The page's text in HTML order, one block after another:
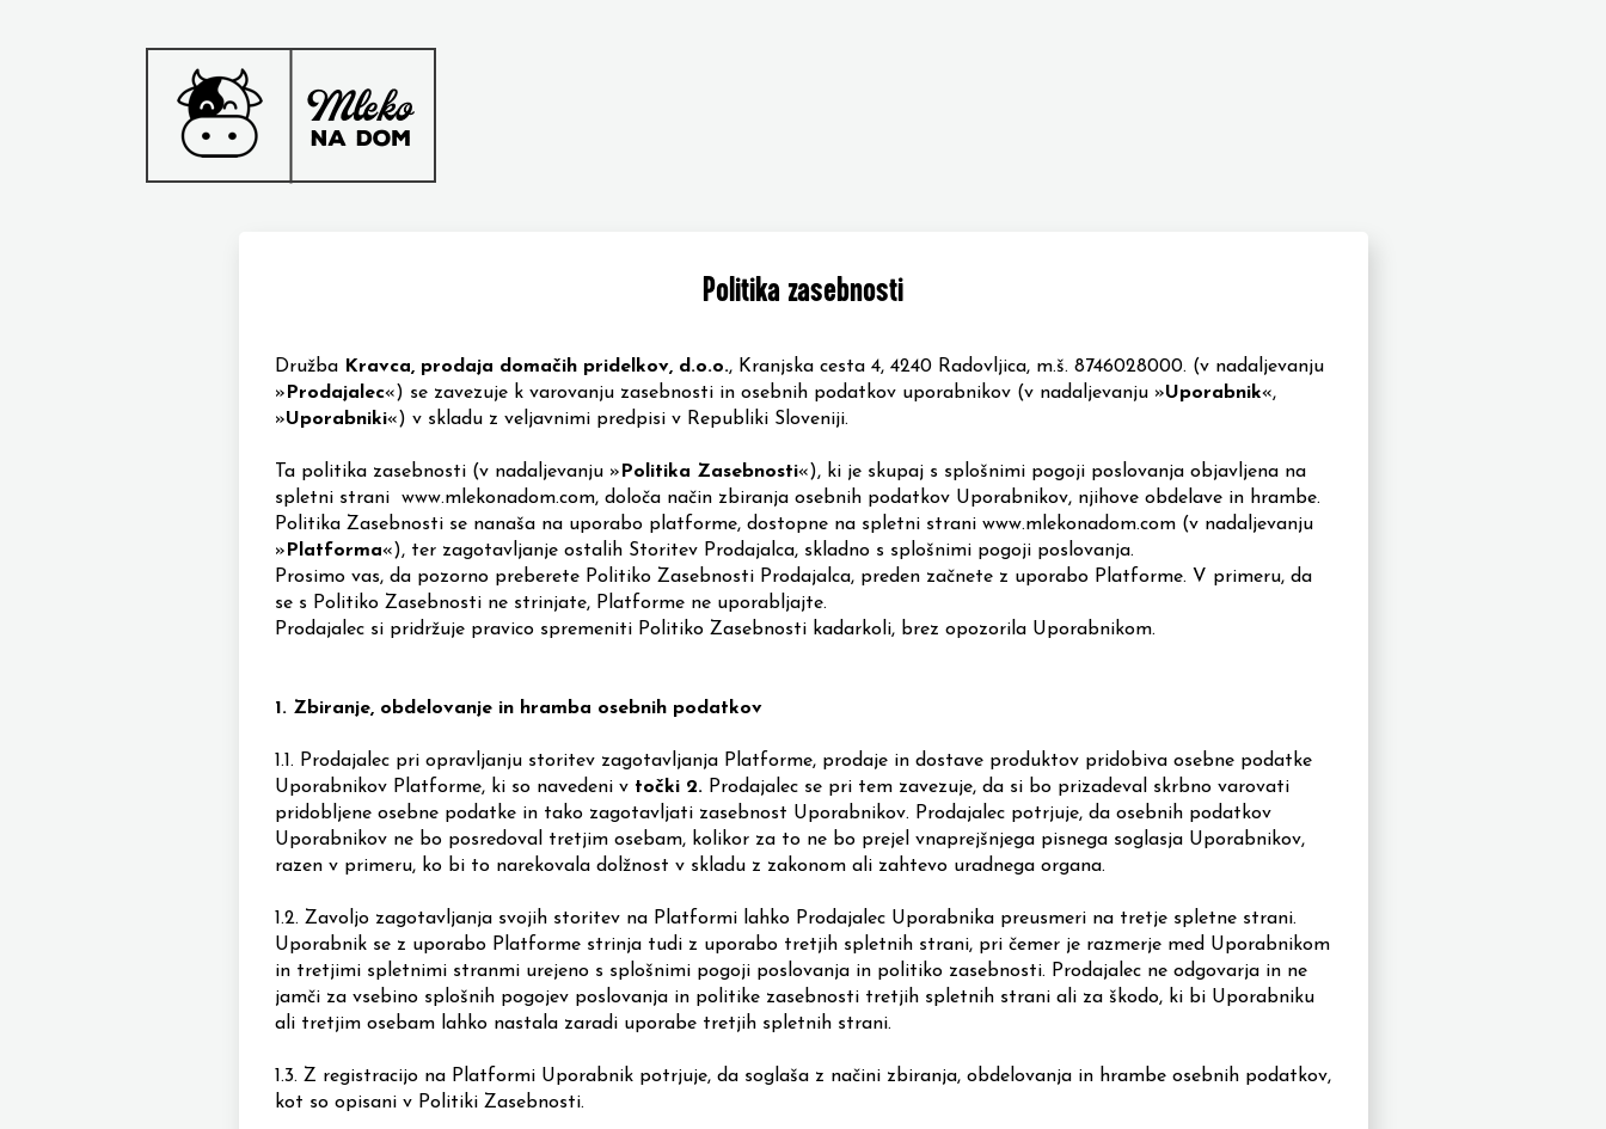
Politika zasebnosti
Družba Kravca, prodaja domačih pridelkov, d.o.o., Kranjska cesta 4, 4240 Radovljica, m.š. 8746028000. (v nadaljevanju
» Prodajalec«) se zavezuje k varovanju zasebnosti in osebnih podatkov uporabnikov (v nadaljevanju »Uporabnik«,
»Uporabniki«) v skladu z veljavnimi predpisi v Republiki Sloveniji.
Ta politika zasebnosti (v nadaljevanju » Politika Zasebnosti«), ki je skupaj s splošnimi pogoji poslovanja objavljena na
spletni strani
www.mlekonadom.com, določa način zbiranja osebnih podatkov Uporabnikov, njihove obdelave in hrambe.
Politika Zasebnosti se nanaša na uporabo platforme, dostopne na spletni strani www.mlekonadom.com(v nadaljevanju
» Platforma«), ter zagotavljanje ostalih Storitev Prodajalca, skladno s splošnimi pogoji poslovanja.
Prosimo vas, da pozorno preberete Politiko Zasebnosti Prodajalca, preden začnete z uporabo Platforme. V primeru, da
se s Politiko Zasebnosti ne strinjate, Platforme ne uporabljajte.
Prodajalec si pridržuje pravico spremeniti Politiko Zasebnosti kadarkoli, brez opozorila Uporabnikom.
1. Zbiranje, obdelovanje in hramba osebnih podatkov
1.1. Prodajalec pri opravljanju storitev zagotavljanja Platforme, prodaje in dostave produktov pridobiva osebne podatke
Uporabnikov Platforme, ki so navedeni v točki 2. Prodajalec se pri tem zavezuje, da si bo prizadeval skrbno varovati
pridobljene osebne podatke in tako zagotavljati zasebnost Uporabnikov. Prodajalec potrjuje, da osebnih podatkov
Uporabnikov ne bo posredoval tretjim osebam, kolikor za to ne bo prejel vnaprejšnjega pisnega soglasja Uporabnikov,
razen v primeru, ko bi to narekovala dolžnost v skladu z zakonom ali zahtevo uradnega organa.
1.2. Zavoljo zagotavljanja svojih storitev na Platformi lahko Prodajalec Uporabnika preusmeri na tretje spletne strani.
Uporabnik se z uporabo Platforme strinja tudi z uporabo tretjih spletnih strani, pri čemer je razmerje med Uporabnikom
in tretjimi spletnimi stranmi urejeno s splošnimi pogoji poslovanja in politiko zasebnosti. Prodajalec ne odgovarja in ne
jamči za vsebino splošnih pogojev poslovanja in politike zasebnosti tretjih spletnih strani ali za škodo, ki bi Uporabniku
ali tretjim osebam lahko nastala zaradi uporabe tretjih spletnih strani.
1.3. Z registracijo na Platformi Uporabnik potrjuje, da soglaša z načini zbiranja, obdelovanja in hrambe osebnih podatkov,
kot so opisani v Politiki Zasebnosti.